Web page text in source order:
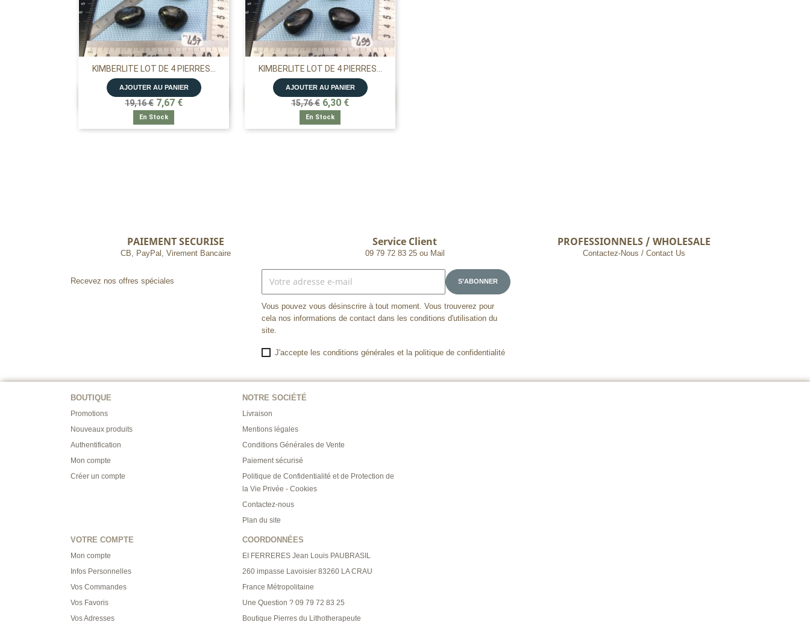
KIMBERLITE LOT DE 4 PIERRES...
AJOUTER AU PANIER
19,16 € 7,67 €
En Stock
APERÇU RAPIDE
KIMBERLITE LOT DE 4 PIERRES...
AJOUTER AU PANIER
15,76 € 6,30 €
En Stock
APERÇU RAPIDE
PAIEMENT SECURISE
CB, PayPal, Virement Bancaire
Service Client
09 79 72 83 25 ou Mail
PROFESSIONNELS / WHOLESALE
Contactez-Nous / Contact Us
Recevez nos offres spéciales
Vous pouvez vous désinscrire à tout moment. Vous trouverez pour
cela nos informations de contact dans les conditions d'utilisation du
site.
J'accepte les conditions générales et la politique de confidentialité
BOUTIQUE
Promotions
Nouveaux produits
Authentification
Mon compte
Créer un compte
NOTRE SOCIÉTÉ
Livraison
Mentions légales
Conditions Générales de Vente
Paiement sécurisé
Politique de Confidentialité et de Protection de
la Vie Privée - Cookies
Contactez-nous
Plan du site
VOTRE COMPTE
Mon compte
Infos Personnelles
Vos Commandes
Vos Favoris
Vos Adresses
COORDONNÉES
EI FERRERES Jean Louis PAUBRASIL
260 impasse Lavoisier 83260 LA CRAU
France Métropolitaine
Une Question ? 09 79 72 83 25
Boutique Pierres du Lithotherapeute